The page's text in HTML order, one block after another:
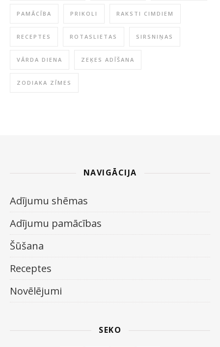
PAMĀCĪBA PRIKOLI RAKSTI CIMDIEM
RECEPTES ROTASLIETAS SIRSNIŅAS
VĀRDA DIENA ZEĶES ADĪŠANA
ZODIAKA ZĪMES
NAVIGĀCIJA
Adījumu shēmas
Adījumu pamācības
Šūšana
Receptes
Novēlējumi
SEKO